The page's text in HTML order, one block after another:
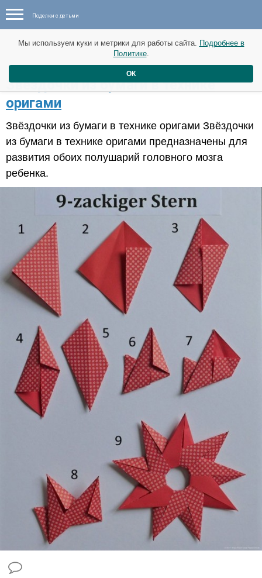
Поделки с детьми
​Звёздочки из бумаги в технике
оригами
Звёздочки из бумаги в технике оригами Звёздочки
из бумаги в технике оригами предназначены для
развития обоих полушарий головного мозга
ребенка.
Мы используем куки и метрики для работы сайта. Подробнее в
Политике.
ОК